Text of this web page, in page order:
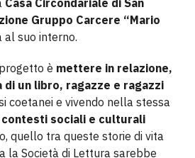
Casa Circondariale di San
Gruppo Carcere “Mario
al suo interno.
è mettere in relazione,
un libro, ragazze e ragazzi
coetanei e vivendo nella stessa
contesti sociali e culturali
quello tra queste storie di vita
la Società di Lettura sarebbe